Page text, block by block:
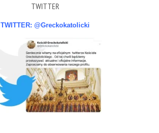
TWITTER
TWITTER: @Greckokatolicki